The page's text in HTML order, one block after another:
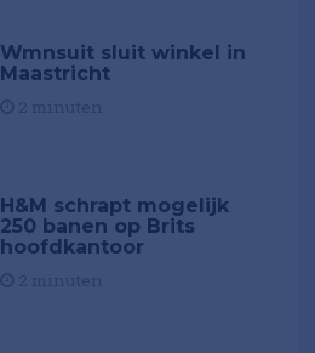
Wmnsuit sluit winkel in
Maastricht
H&M schrapt mogelijk
250 banen op Brits
hoofdkantoor